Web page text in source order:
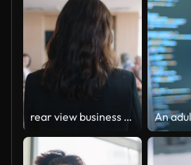
rear view business woman team leader discussing project with colleagues sharing creative ideas in office meeting planning strategy 4k